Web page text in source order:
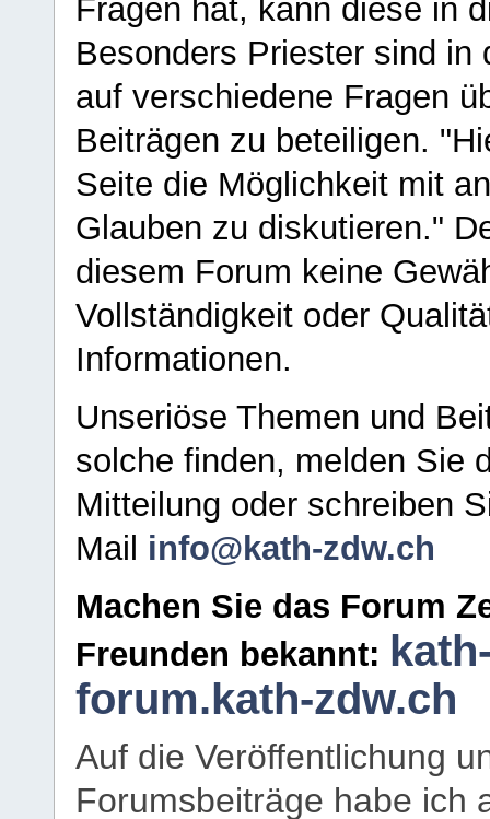
Fragen hat, kann diese in
Besonders Priester sind in
auf verschiedene Fragen
Beiträgen zu beteiligen.
Seite die Möglichkeit mit
Glauben zu diskutieren."
diesem Forum keine
Vollständigkeit oder
Informationen.
Unseriöse Themen und
solche finden, melden Sie
Mitteilung oder schreiben
Mail info@kath-zdw.ch
Machen Sie das Forum
Freunden bekannt:
forum.kath-zdw.ch
Auf die Veröffentlichung
Forumsbeiträge habe ich